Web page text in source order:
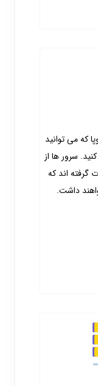
که می توانید
سرور ها از
گرفته اند که
داشت.